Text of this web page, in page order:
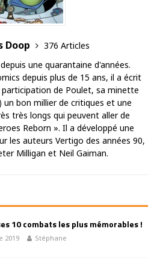
Doop
376 Articles
une quarantaine d'années.
depuis plus de 15 ans, il a écrit
de Poulet, sa minette
un bon millier de critiques et une
très longs qui peuvent aller de
Reborn ». Il a développé une
les auteurs Vertigo des années 90,
Milligan et Neil Gaiman.
10 combats les plus mémorables !
2019 Stéphane